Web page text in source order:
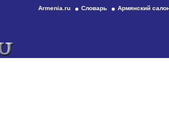
Armenia.ru Словарь Армянский